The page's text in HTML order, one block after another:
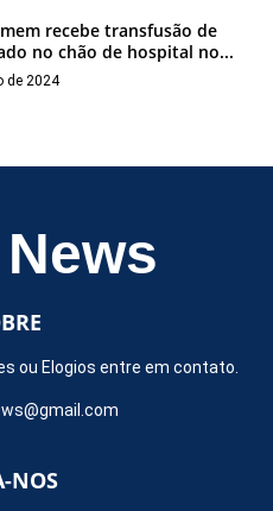
recebe transfusão de
no chão de hospital no...
de 2024
ou Elogios entre em contato.
NOS